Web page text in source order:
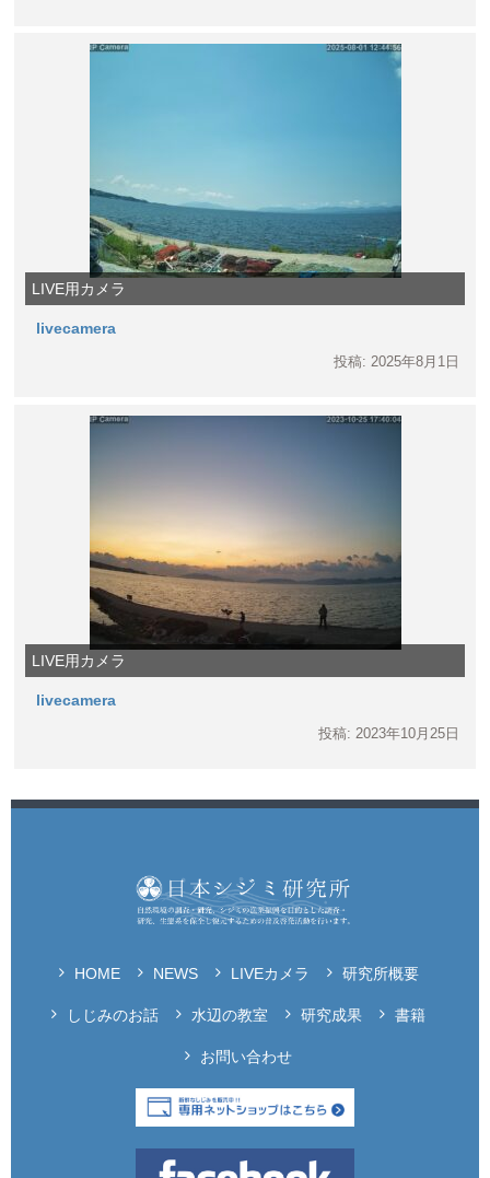
LIVE用カメラ
livecamera
投稿: 2025年8月1日
LIVE用カメラ
livecamera
投稿: 2023年10月25日
HOME NEWS LIVEカメラ 研究所概要
しじみのお話 水辺の教室 研究成果 書籍
お問い合わせ